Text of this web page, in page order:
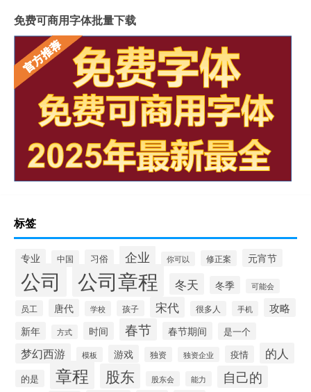
免费可商用字体批量下载
标签
专业 中国 习俗 企业 你可以 修正案 元宵节
公司 公司章程 冬天 冬季 可能会
员工 唐代 学校 孩子 宋代 很多人 手机 攻略
新年 方式 时间 春节 春节期间 是一个
梦幻西游 模板 游戏 独资 独资企业 疫情 的人
的是 章程 股东 股东会 能力 自己的